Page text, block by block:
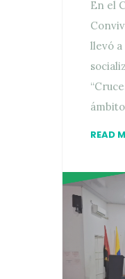
En el
llevó a
READ